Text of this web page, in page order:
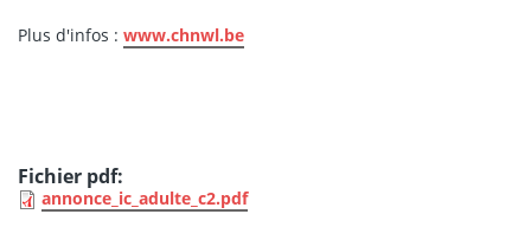
Plus d'infos : www.chnwl.be
Fichier pdf:
annonce_ic_adulte_c2.pdf